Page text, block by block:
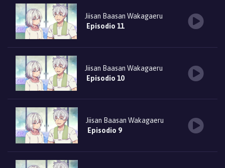
Jiisan Baasan Wakagaeru
Episodio 11
Jiisan Baasan Wakagaeru
Episodio 10
Jiisan Baasan Wakagaeru
Episodio 9